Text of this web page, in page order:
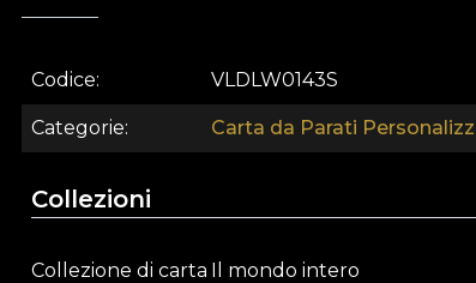
soddisfa i più alti standard di qualità.
Codice VLDLW0143S
Categorie Carta da Parati
Collezioni
Collezione di carta Il mondo intero